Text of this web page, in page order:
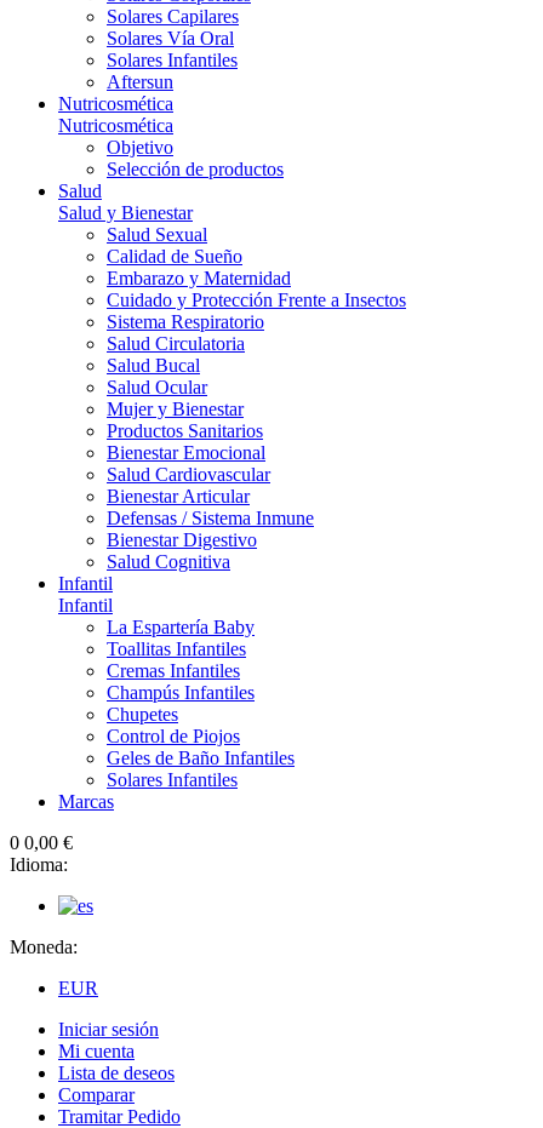
Solares Capilares
Solares Vía Oral
Solares Infantiles
Aftersun
Nutricosmética
Nutricosmética
Objetivo
Selección de productos
Salud
Salud y Bienestar
Salud Sexual
Calidad de Sueño
Embarazo y Maternidad
Cuidado y Protección Frente a Insectos
Sistema Respiratorio
Salud Circulatoria
Salud Bucal
Salud Ocular
Mujer y Bienestar
Productos Sanitarios
Bienestar Emocional
Salud Cardiovascular
Bienestar Articular
Defensas / Sistema Inmune
Bienestar Digestivo
Salud Cognitiva
Infantil
Infantil
La Espartería Baby
Toallitas Infantiles
Cremas Infantiles
Champús Infantiles
Chupetes
Control de Piojos
Geles de Baño Infantiles
Solares Infantiles
Marcas
0 0,00 €
Idioma:
Moneda:
EUR
Iniciar sesión
Mi cuenta
Lista de deseos
Comparar
Tramitar Pedido